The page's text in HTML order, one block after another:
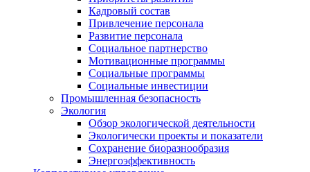
Кадровый состав
Привлечение персонала
Развитие персонала
Социальное партнерство
Мотивационные программы
Социальные программы
Социальные инвестиции
Промышленная безопасность
Экология
Обзор экологической деятельности
Экологически проекты и показатели
Сохранение биоразнообразия
Энергоэффективность